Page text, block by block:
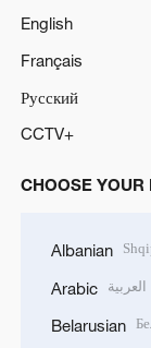
English
Français
Русский
CCTV+
CHOOSE YOUR
Albanian
Arabic العربية
Belarusian